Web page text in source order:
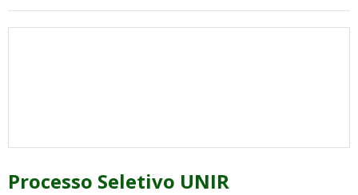
Processo Seletivo UNIR